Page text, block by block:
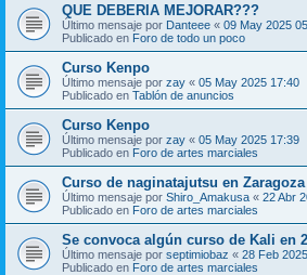
QUE DEBERIA MEJORAR???
Último mensaje por Danteee « 09 May 2025
Publicado en Foro de todo un poco
Curso Kenpo
Último mensaje por zay « 05 May 2025 17:40
Publicado en Tablón de anuncios
Curso Kenpo
Último mensaje por zay « 05 May 2025 17:39
Publicado en Foro de artes marciales
Curso de naginatajutsu en
Último mensaje por Shiro_Amakusa « 22 Abr
Publicado en Foro de artes marciales
Se convoca algún curso de Kali en
Último mensaje por septimiobaz « 28 Feb
Publicado en Foro de artes marciales